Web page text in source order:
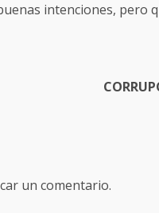
intenciones, pero
un comentario.